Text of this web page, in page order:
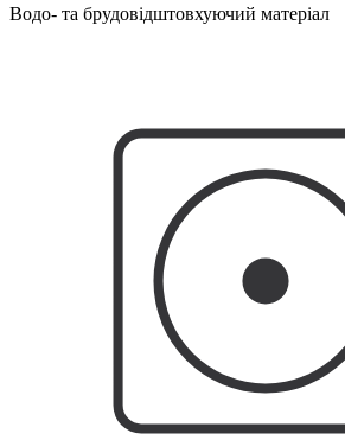
Водо- та брудовідштовхуючий матеріал